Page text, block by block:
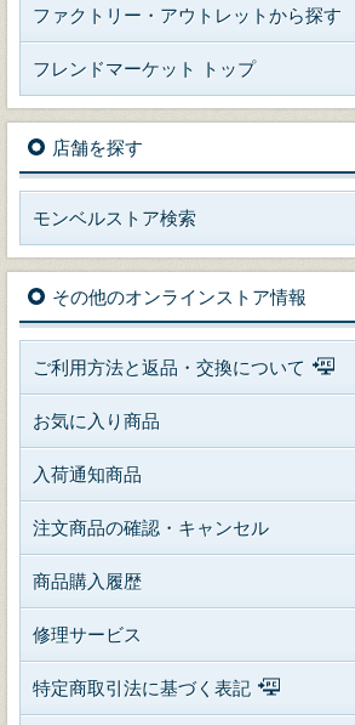
ファクトリー・アウトレットから探す
フレンドマーケット トップ
店舗を探す
モンベルストア検索
その他のオンラインストア情報
ご利用方法と返品・交換について
お気に入り商品
入荷通知商品
注文商品の確認・キャンセル
商品購入履歴
修理サービス
特定商取引法に基づく表記